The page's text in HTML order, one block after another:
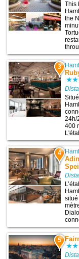
This
the
3
24h/
400
4
5